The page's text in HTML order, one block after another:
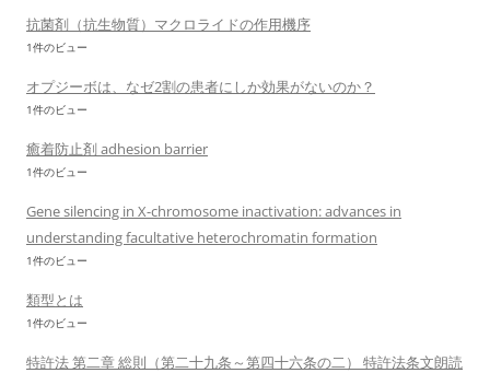
抗菌剤（抗生物質）マクロライドの作用機序
1件のビュー
オプジーボは、なゼ2割の患者にしか効果がないのか？
1件のビュー
癒着防止剤 adhesion barrier
1件のビュー
Gene silencing in X-chromosome inactivation: advances in
understanding facultative heterochromatin formation
1件のビュー
類型とは
1件のビュー
特許法 第二章 総則（第二十九条～第四十六条の二） 特許法条文朗読